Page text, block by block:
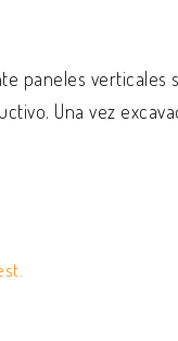
paneles
Una vez